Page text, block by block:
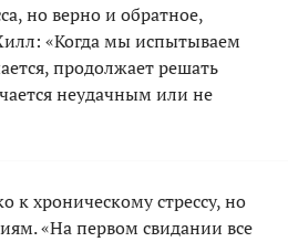
но верно и обратное,
«Когда мы испытываем
продолжает решать
неудачным или не
к хроническому стрессу, но
«На первом свидании все